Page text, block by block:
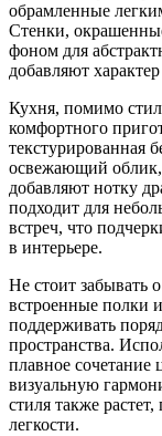
обрамленные
Стенки,
фоном для
добавляют
Кухня, помимо
комфортного
текстурированная
освежающий облик,
добавляют нотку
подходит для
встреч, что
в интерьере.
Не стоит забывать
встроенные полки
поддерживать
пространства.
плавное сочетание
визуальную
стиля также
легкости.